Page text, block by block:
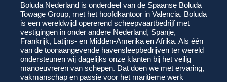
Boluda Nederland is onderdeel van de Spaanse Boluda
Towage Group, met het hoofdkantoor in Valencia. Boluda
is een wereldwijd opererend scheepvaartbedrijf met
vestigingen in onder andere Nederland, Spanje,
Frankrijk, Latijns- en Midden-Amerika en Afrika. Als één
van de toonaangevende havensleepbedrijven ter wereld
ondersteunen wij dagelijks onze klanten bij het veilig
manoeuvreren van schepen. Dat doen we met ervaring,
vakmanschap en passie voor het maritieme werk